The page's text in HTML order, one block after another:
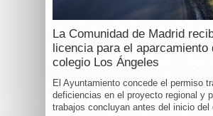
La Comunidad de Madrid
licencia para el aparcamiento
colegio Los Ángeles
El Ayuntamiento concede el permiso
deficiencias en el proyecto regional y
trabajos concluyan antes del inicio del